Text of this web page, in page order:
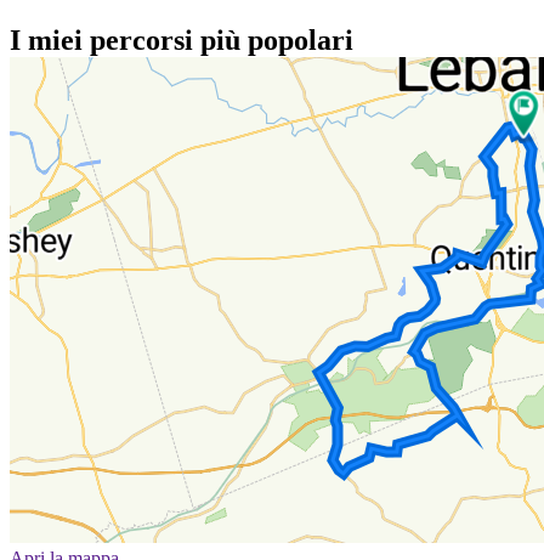
I miei percorsi più popolari